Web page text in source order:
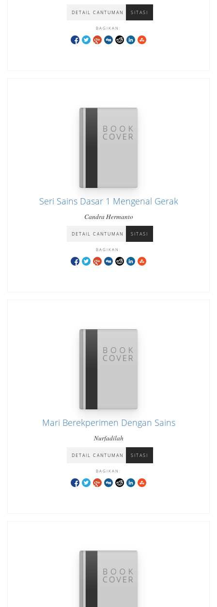
DETAIL CANTUMAN SITASI
BAGIKAN:
Seri Sains Dasar 1 Mengenal Gerak
Candra Hermanto
DETAIL CANTUMAN SITASI
BAGIKAN:
Mari Berekperimen Dengan Sains
Nurfadilah
DETAIL CANTUMAN SITASI
BAGIKAN: